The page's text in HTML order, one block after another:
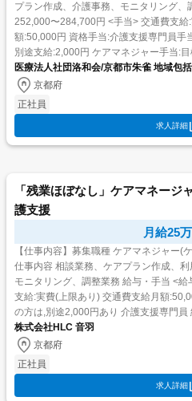
プラン作成、介護事務、モニタリング、調整業務 給与・手当
252,000〜284,700円 <手当> 交通費支給:実費(上限あり) 交通費支給月
額:50,000円 資格手当:介護支援専門員手
別途支給:2,000円 ケアマネジャー手当:
医療法人社団洛和会/京都市朱雀 地域包
京都府
正社員
求人詳細
「残業ほぼなし」ケアマネージ
護支援
月給25
【仕事内容】募集職種 ケアマネジャー(
仕事内容 相談業務、ケアプラン作成、利
モニタリング、調整業務 給与・手当 <給与> 月給250,000円〜 <手当> 交通費
支給:実費(上限あり) 交通費支給月額
の方は,別途2,000円あり 介護支援専門員
株式会社HLC 音羽
京都府
正社員
求人詳細